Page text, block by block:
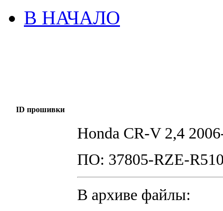
В НАЧАЛО
ID прошивки
Honda СR-V 2,4
ПО: 37805-RZE-
В архиве файлы: